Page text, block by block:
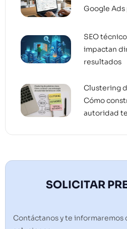
Google Ads
SEO
impactan
resultados
Clustering
Cómo
autoridad
SOLICITAR
Contáctanos y te informaremos